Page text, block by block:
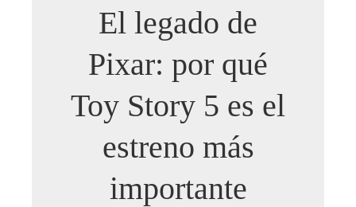
El legado de
Pixar: por qué
Toy Story 5 es el
estreno más
importante